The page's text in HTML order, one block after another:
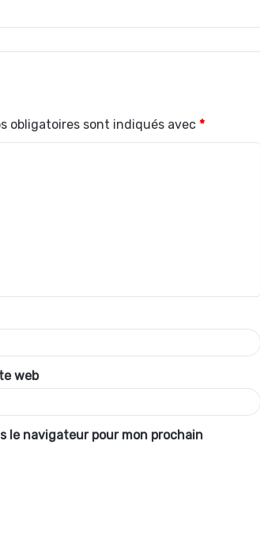
obligatoires sont indiqués avec *
web
le navigateur pour mon prochain